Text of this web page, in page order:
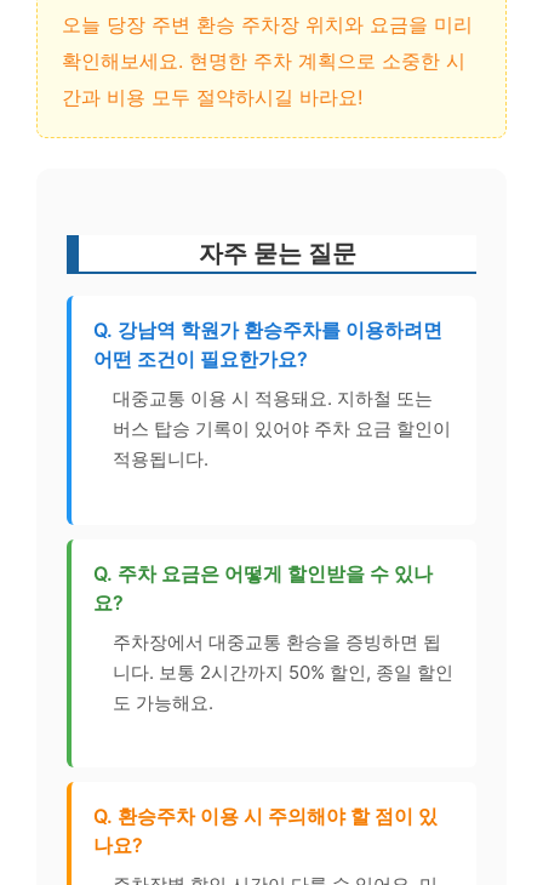
오늘 당장 주변 환승 주차장 위치와 요금을 미리
확인해보세요. 현명한 주차 계획으로 소중한 시
간과 비용 모두 절약하시길 바라요!
자주 묻는 질문
Q. 강남역 학원가 환승주차를 이용하려면
어떤 조건이 필요한가요?
대중교통 이용 시 적용돼요. 지하철 또는
버스 탑승 기록이 있어야 주차 요금 할인이
적용됩니다.
Q. 주차 요금은 어떻게 할인받을 수 있나
요?
주차장에서 대중교통 환승을 증빙하면 됩
니다. 보통 2시간까지 50% 할인, 종일 할인
도 가능해요.
Q. 환승주차 이용 시 주의해야 할 점이 있
나요?